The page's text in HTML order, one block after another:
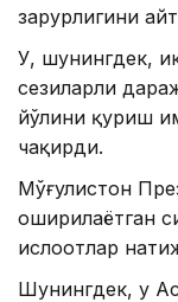
зарурлигини
У, шунингдек,
сезиларли
йўлини қуриш
чақирди.
Мўғулистон
оширилаётган
ислоҳотлар
Шунингдек, у